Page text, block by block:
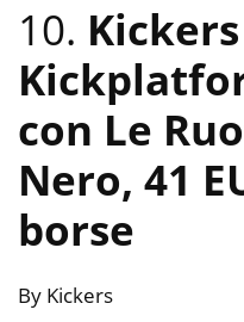
10. Kickers
con Le
Nero, 41
borse
By Kickers